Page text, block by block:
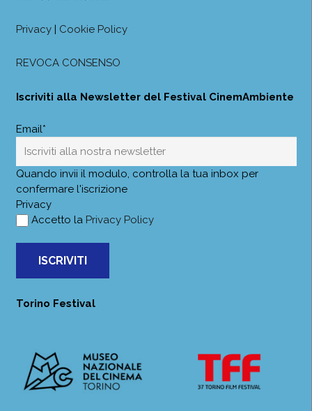
Privacy| Cookie Policy
REVOCA CONSENSO
Iscriviti alla Newsletter del Festival CinemAmbiente
Email*
Quando invii il modulo, controlla la tua inbox per
confermare l'iscrizione
Privacy
Accetto la Privacy Policy
ISCRIVITI
Torino Festival